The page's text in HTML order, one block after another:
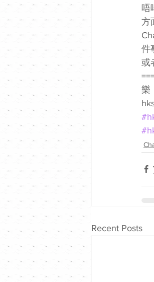
唔
方
件
或
樂
Recent Posts